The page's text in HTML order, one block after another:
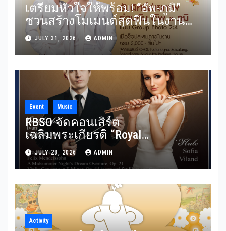
เตรียมหัวใจให้พร้อม! “อัพ-ภูมิ”
ชวนสร้างโมเมนต์สุดฟินในงาน
“THE SCENT OF SIAM” ลุ้น Group
Shot แบบใกล้ชิด 5 สิงหาคมนี้
JULY 31, 2026 ADMIN
Event Music
RBSO จัดคอนเสิร์ต
เฉลิมพระเกียรติ “Royal
Benevolence” รวมบทประพันธ์
อมตะจาก Mendelssohn และ
Rimsky-Korsakov 31 กรกฎาคมนี้
JULY 28, 2026 ADMIN
Activity